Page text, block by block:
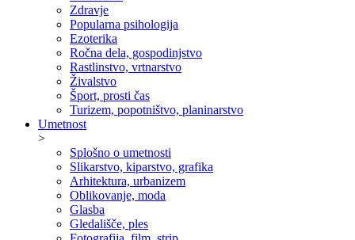
Zdravje
Popularna psihologija
Ezoterika
Ročna dela, gospodinjstvo
Rastlinstvo, vrtnarstvo
Živalstvo
Šport, prosti čas
Turizem, popotništvo, planinarstvo
Umetnost
>
Splošno o umetnosti
Slikarstvo, kiparstvo, grafika
Arhitektura, urbanizem
Oblikovanje, moda
Glasba
Gledališče, ples